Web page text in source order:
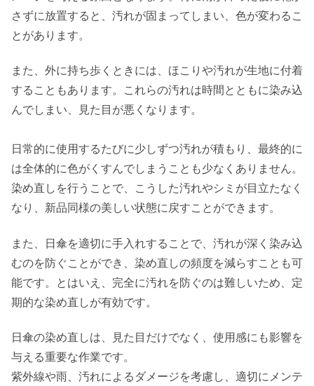
さずに放置すると、汚れが固まってしまい、色が変わるこ
とがあります。
また、外に持ち歩くときには、ほこりや汚れが生地に付着
することもあります。これらの汚れは時間とともに染み込
んでしまい、見た目が悪くなります。
日常的に使用するたびに少しずつ汚れが積もり、最終的に
は全体的に色がくすんでしまうことも少なくありません。
染め直しを行うことで、こうした汚れやシミが目立たなく
なり、新品同様の美しい状態に戻すことができます。
また、日傘を適切に手入れすることで、汚れが深く染み込
むのを防ぐことができ、染め直しの頻度を減らすことも可
能です。とはいえ、完全に汚れを防ぐのは難しいため、定
期的な染め直しが有効です。
日傘の染め直しは、見た目だけでなく、使用感にも影響を
与える重要な作業です。
紫外線や雨、汚れによるダメージを考慮し、適切にメンテ